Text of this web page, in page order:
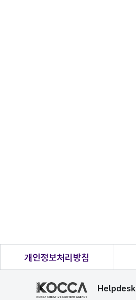
개인정보처리방침
Helpdesk